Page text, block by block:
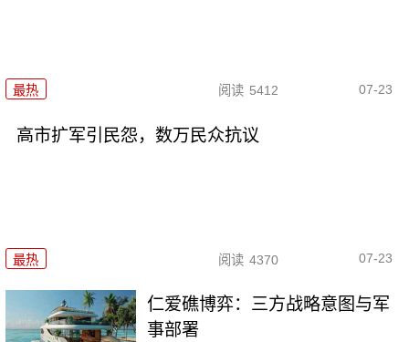
最热 阅读 5412 07-23
高市扩军引民怨，数万民众抗议
最热 阅读 4370 07-23
仁爱礁博弈：三方战略意图与军
事部署